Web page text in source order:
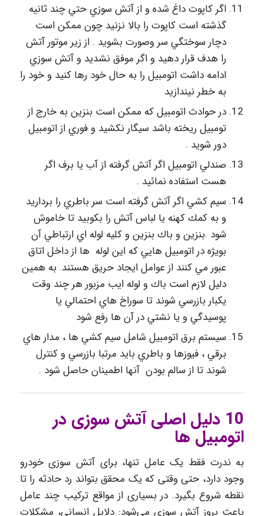
اگر كاپوت داغ شده و از آتش سوزي حتي چند ثانيه
گذشته است كاپوت را بالا نزنيد چون ممكن است
دچار سوختگي سر وصورت بشويد . از زير موتور آتش
را هدف قرار دهيد و اگر موفق نشديد و آتش سوزي
ادامه داشت اتومبيل را به حال خود رها كنيد و خود را
به خطر نيندازيد
در حوادث اتومبيل كه ممكن است بنزين به خارج از
تومبيل ريخته باشد سيگار نكشيد و فوري از اتومبيل
دور شويد .
صندلي اتومبيل اگر آتش گرفته از آب يا برف اگر
هست استفاده نمائيد .
سيم كشي اگر آتش گرفته است سر باطري را برداريد
و به كمك كهنه يا لباس آتش را بكوبيد تا خاموش
شود .بنزين و باك بنزين و كليه لوله اي ارتباطي آن
بويژه در اتومبيل هايي كه اين لوله ها از داخل اتاق
عبور مي كنند از عوامل ايجاد حریق هستند. به همين
دليل لازم است باك و لوله ايب مزبور هر چند وقت
يكبار بازرسي شوند تا سوراخ هاي احتمالي يا
پوسيدگي و يا نشتي در آن ها رفع شود
سيستم برق اتومبيل شامل سيم كشي ها ، مدار هاي
برقي ، فيوزها و باطري بايد مرتبا بازرسي و كنترل
شوند تا از سالم بودن آنها اطمينان حاصل شود .
10 دلیل اصلی آتش سوزی در
اتومبیل ها
به ندرت فقط یک عامل تنها، برای آتش سوزی خودرو
وجود دارد، حتی وقتی که یک محقق بتواند رد حادثه را تا
نقطه شروع بگیرد. در بسیاری از مواقع ترکیب چند عامل
باعث بروز آتش سوزی می‌شود: دلایل انسانی، مشکلات